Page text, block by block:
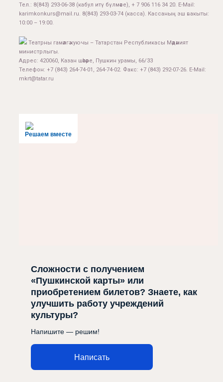
Тел.: 8(843) 293-06-38 (кабул итү бүлмәсе), + 7 906 116 34 20. E-Mail:
karimkonkurs@mail.ru. 8(843) 293-03-74 (касса). Кассаның эш вакыты:
10:00 – 19:00.
Театрны гамәлгә куючы – Татарстан Республикасы Мәдәният
министрлыгы.
Адрес: 420060, Казан шәһәре, Пушкин урамы, 66/33
Телефон: +7 (843) 264-74-01, 264-74-02. Факс: +7 (843) 292-07-26. E-Mail:
mkrt@tatar.ru
Решаем вместе
Сложности с получением
«Пушкинской карты» или
приобретением билетов? Знаете, как
улучшить работу учреждений
культуры?
Напишите — решим!
Написать